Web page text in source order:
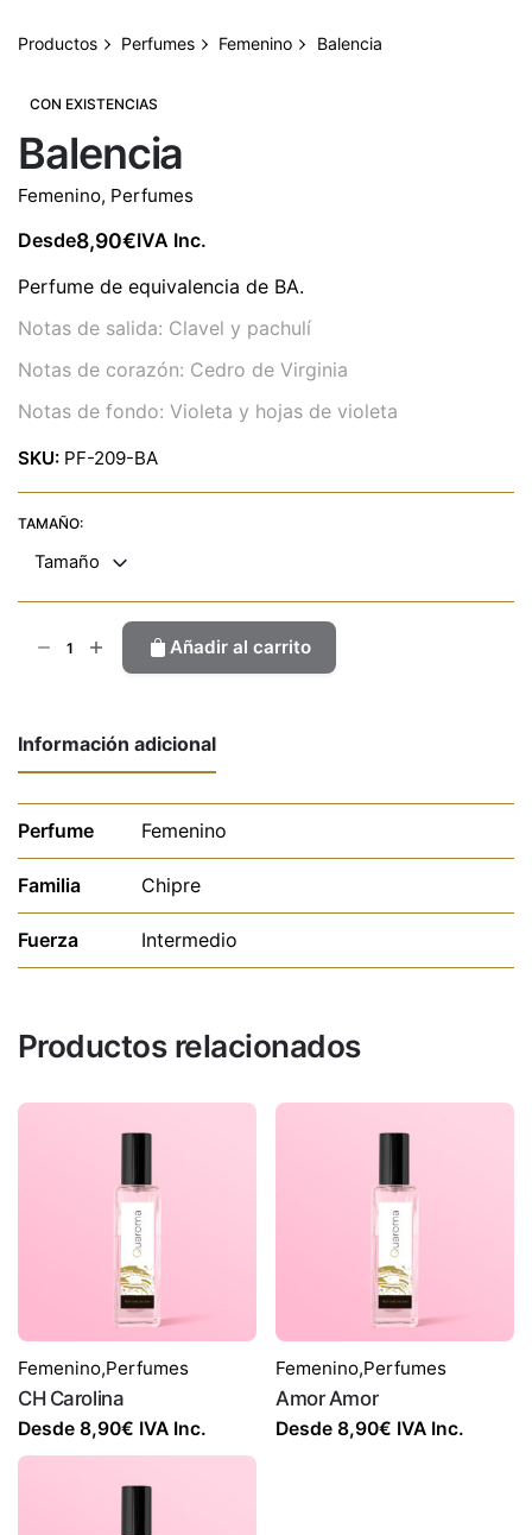
Productos Perfumes Femenino Balencia
CON EXISTENCIAS
Balencia
Femenino, Perfumes
Desde8,90€IVA Inc.
Perfume de equivalencia de BA.
Notas de salida: Clavel y pachulí
Notas de corazón: Cedro de Virginia
Notas de fondo: Violeta y hojas de violeta
SKU: PF-209-BA
TAMAÑO:
Tamaño
Añadir al carrito
Información adicional
Perfume Femenino
Familia Chipre
Fuerza Intermedio
Productos relacionados
Femenino,Perfumes
CH Carolina
Desde 8,90€ IVA Inc.
Femenino,Perfumes
Amor Amor
Desde 8,90€ IVA Inc.